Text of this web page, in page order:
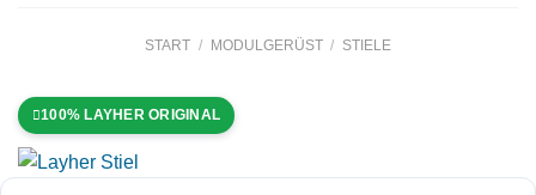
START / MODULGERÜST / STIELE
100% LAYHER ORIGINAL